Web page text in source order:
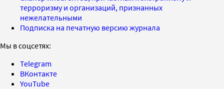
терроризму и организаций, признанных
нежелательными
Подписка на печатную версию журнала
Мы в соцсетях:
Telegram
ВКонтакте
YouTube